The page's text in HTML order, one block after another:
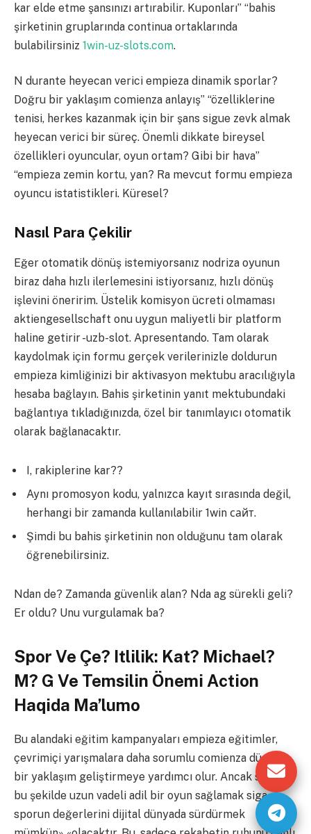
kar elde etme şansınızı artırabilir. Kuponları” “bahis
şirketinin gruplarında continua ortaklarında
bulabilirsiniz 1win-uz-slots.com.
N durante heyecan verici empieza dinamik sporlar?
Doğru bir yaklaşım comienza anlayış” “özelliklerine
tenisi, herkes kazanmak için bir şans sigue zevk almak
heyecan verici bir süreç. Önemli dikkate bireysel
özellikleri oyuncular, oyun ortam? Gibi bir hava”
“empieza zemin kortu, yan? Ra mevcut formu empieza
oyuncu istatistikleri. Küresel?
Nasıl Para Çekilir
Eğer otomatik dönüş istemiyorsanız nodriza oyunun
biraz daha hızlı ilerlemesini istiyorsanız, hızlı dönüş
işlevini öneririm. Üstelik komisyon ücreti olmaması
aktiengesellschaft onu uygun maliyetli bir platform
haline getirir -uzb-slot. Apresentando. Tam olarak
kaydolmak için formu gerçek verilerinizle doldurun
empieza kimliğinizi bir aktivasyon mektubu aracılığıyla
hesaba bağlayın. Bahis şirketinin yanıt mektubundaki
bağlantıya tıkladığınızda, özel bir tanımlayıcı otomatik
olarak bağlanacaktır.
I, rakiplerine kar??
Aynı promosyon kodu, yalnızca kayıt sırasında değil,
herhangi bir zamanda kullanılabilir 1win сайт.
Şimdi bu bahis şirketinin non olduğunu tam olarak
öğrenebilirsiniz.
Ndan de? Zamanda güvenlik alan? Nda ag sürekli geli?
Er oldu? Unu vurgulamak ba?
Spor Ve Çe? Itlilik: Kat? Michael?
M? G Ve Temsilin Önemi Action
Haqida Ma’lumo
Bu alandaki eğitim kampanyaları empieza eğitimler,
çevrimiçi yarışmalara daha sorumlu comienza dürüst
bir yaklaşım geliştirmeye yardımcı olur. Ancak sadece
bu şekilde uzun vadeli adil bir oyun sağlamak siga
sporun değerlerini dijital dünyada sürdürmek